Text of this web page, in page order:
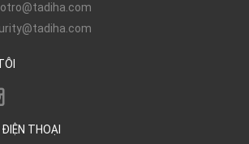
THOẠI